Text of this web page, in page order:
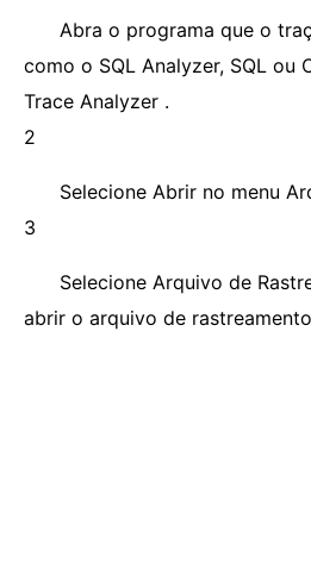
Abra o programa que o
como o SQL Analyzer, SQL ou
Trace Analyzer .
2
Selecione Abrir no menu
3
Selecione Arquivo de
abrir o arquivo de